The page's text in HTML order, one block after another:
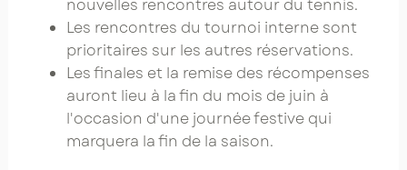
nouvelles rencontres autour du tennis.
Les rencontres du tournoi interne sont
prioritaires sur les autres réservations.
Les finales et la remise des récompenses
auront lieu à la fin du mois de juin à
l'occasion d'une journée festive qui
marquera la fin de la saison.